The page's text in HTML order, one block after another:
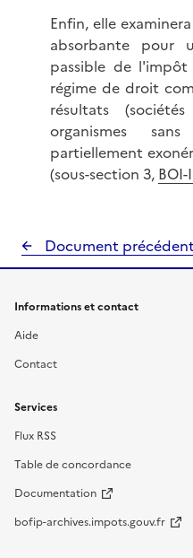
Enfin, elle
absorbante pour
passible de
régime de droit
résultats
organismes
partiellement
(sous-section 3, BOI-
Document précédent
Informations et contact
Aide
Contact
Services
Flux RSS
Table de concordance
Documentation
bofip-archives.impots.gouv.fr